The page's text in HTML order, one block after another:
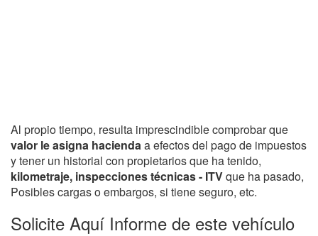
Al propio tiempo, resulta imprescindible comprobar que
valor le asigna haciendaa efectos del pago de impuestos
y tener un historial con propietarios que ha tenido,
kilometraje, inspecciones técnicas - ITVque ha pasado,
Posibles cargas o embargos, si tiene seguro, etc.
Solicite Aquí Informe de este vehículo